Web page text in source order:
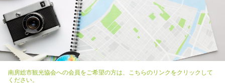
南房総市観光協会への会員をご希望の方は、こちらのリンクをクリックして
ください。